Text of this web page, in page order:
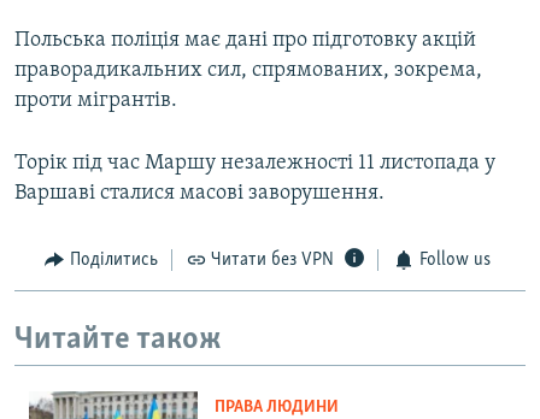
Польська поліція має дані про підготовку акцій
праворадикальних сил, спрямованих, зокрема,
проти мігрантів.
Торік під час Маршу незалежності 11 листопада у
Варшаві сталися масові заворушення.
Поділитись Читати без VPN Follow us
Читайте також
ПРАВА ЛЮДИНИ